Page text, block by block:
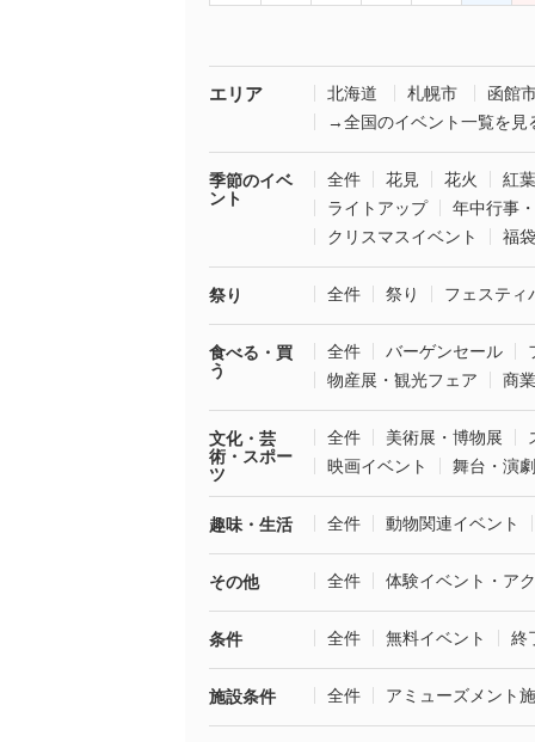
エリア 北海道 札幌市
函館
→全国のイベント一覧を見
季節のイベ
ント
全件 花見 花火
紅葉
ライトアップ
年中行事
クリスマスイベント
福
祭り 全件 祭り フェスティ
食べる・買
う
全件 バーゲンセール
物産展・観光フェア
商
文化・芸
術・スポー
ツ
全件 美術展・博物展
映画イベント
舞台・演劇
趣味・生活 全件 動物関連イベント
その他 全件 体験イベント・ア
条件 全件 無料イベント 終
施設条件 全件 アミューズメント